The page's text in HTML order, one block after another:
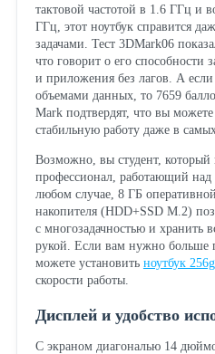
тактовой частотой в 1.6 ГГц и
ГГц, этот ноутбук справится
задачами. Тест 3DMark06
что говорит о его способности
и приложения без лагов. А
объемами данных, то 7659
Mark подтвердят, что вы можете
стабильную работу даже в
Возможно, вы студент, который
профессионал, работающий
любом случае, 8 ГБ
накопителя (HDD+SSD M.2)
с многозадачностью и хранить
рукой. Если вам нужно больше
можете установить ноутбук
скорости работы.
Дисплей и удобство
С экраном диагональю 14